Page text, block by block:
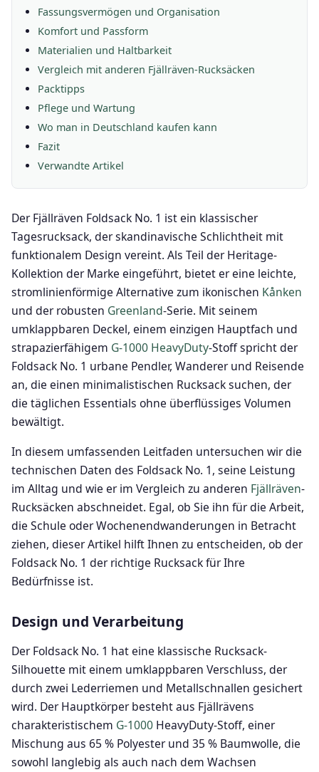
Fassungsvermögen und Organisation
Komfort und Passform
Materialien und Haltbarkeit
Vergleich mit anderen Fjällräven-Rucksäcken
Packtipps
Pflege und Wartung
Wo man in Deutschland kaufen kann
Fazit
Verwandte Artikel
Der Fjällräven Foldsack No. 1 ist ein klassischer
Tagesrucksack, der skandinavische Schlichtheit mit
funktionalem Design vereint. Als Teil der Heritage-
Kollektion der Marke eingeführt, bietet er eine leichte,
stromlinienförmige Alternative zum ikonischen Kånken
und der robusten Greenland-Serie. Mit seinem
umklappbaren Deckel, einem einzigen Hauptfach und
strapazierfähigem G-1000 HeavyDuty-Stoff spricht der
Foldsack No. 1 urbane Pendler, Wanderer und Reisende
an, die einen minimalistischen Rucksack suchen, der
die täglichen Essentials ohne überflüssiges Volumen
bewältigt.
In diesem umfassenden Leitfaden untersuchen wir die
technischen Daten des Foldsack No. 1, seine Leistung
im Alltag und wie er im Vergleich zu anderen Fjällräven-
Rucksäcken abschneidet. Egal, ob Sie ihn für die Arbeit,
die Schule oder Wochenendwanderungen in Betracht
ziehen, dieser Artikel hilft Ihnen zu entscheiden, ob der
Foldsack No. 1 der richtige Rucksack für Ihre
Bedürfnisse ist.
Design und Verarbeitung
Der Foldsack No. 1 hat eine klassische Rucksack-
Silhouette mit einem umklappbaren Verschluss, der
durch zwei Lederriemen und Metallschnallen gesichert
wird. Der Hauptkörper besteht aus Fjällrävens
charakteristischem G-1000 HeavyDuty-Stoff, einer
Mischung aus 65 % Polyester und 35 % Baumwolle, die
sowohl langlebig als auch nach dem Wachsen